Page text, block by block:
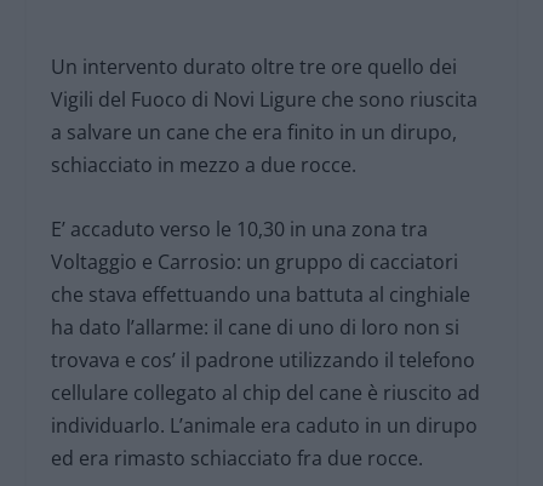
Un intervento durato oltre tre ore quello dei
Vigili del Fuoco di Novi Ligure che sono riuscita
a salvare un cane che era finito in un dirupo,
schiacciato in mezzo a due rocce.
E’ accaduto verso le 10,30 in una zona tra
Voltaggio e Carrosio: un gruppo di cacciatori
che stava effettuando una battuta al cinghiale
ha dato l’allarme: il cane di uno di loro non si
trovava e cos’ il padrone utilizzando il telefono
cellulare collegato al chip del cane è riuscito ad
individuarlo. L’animale era caduto in un dirupo
ed era rimasto schiacciato fra due rocce.